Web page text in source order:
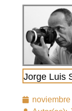
Jorge Luis